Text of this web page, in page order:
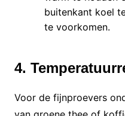
buitenkant koel
te voorkomen.
4.
Voor de fijnproevers